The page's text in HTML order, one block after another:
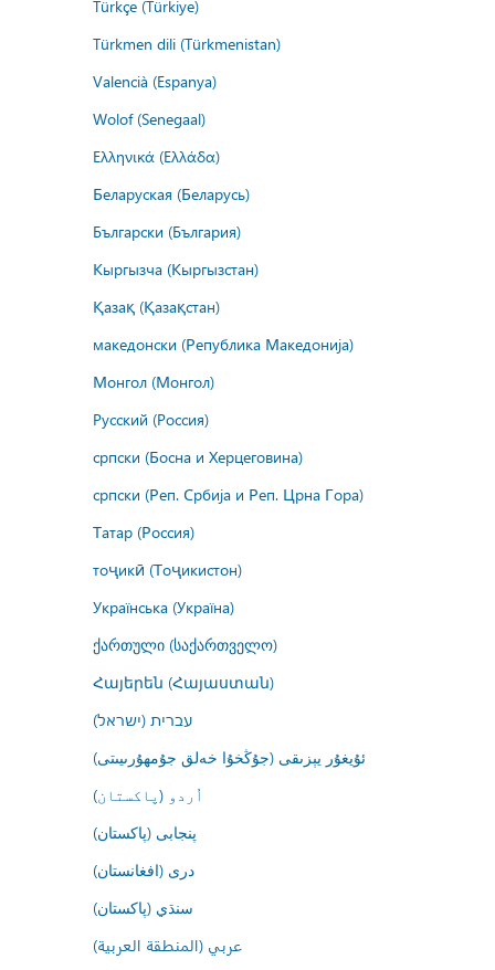
Türkçe (Türkiye)
Türkmen dili (Türkmenistan)
Valencià (Espanya)
Wolof (Senegaal)
Ελληνικά (Ελλάδα)
Беларуская (Беларусь)
Български (България)
Кыргызча (Кыргызстан)
Қазақ (Қазақстан)
македонски (Република Македонија)
Монгол (Монгол)
Русский (Россия)
српски (Босна и Херцеговина)
српски (Реп. Србија и Реп. Црна Гора)
Татар (Россия)
тоҷикӣ (Тоҷикистон)
Українська (Україна)
ქართული (საქართველო)
Հայերեն (Հայաստան)
עברית (ישראל)
ئۇيغۇر يېزىقى (جۇڭخۇا خەلق جۇمھۇرىيىتى)
اُردو (پاکستان)
پنجابی (پاکستان)
درى (افغانستان)
سنڌي (پاکستان)
عربي (المنطقة العربية)